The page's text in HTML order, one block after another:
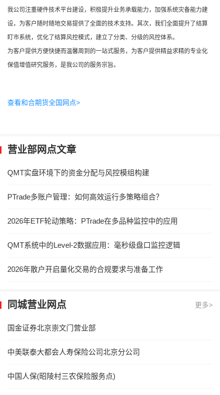
我公司注重硬件技术平台建设，积极提升业务承载能力，加强系统灾备能力建
设，为客户随时随地交易提供了全面的技术支持。其次，我们全面提升了结算
盯市系统，优化了结算风控模式，建立了分类、分级的风控体系。
为客户提供方便快捷而温馨周到的一站式服务，为客户提供精益求精的专业化
保值增值研究服务，是我公司的服务宗旨。
查看和合期货全国网点>
营业部网点文章
QMT实盘环境下的资金分配与风控模组构建
PTrade多账户管理：如何高效运行多策略组合？
2026年ETF轮动策略：PTrade在多品种监控中的应用
QMT系统中的Level-2数据应用：毫秒级盘口监控逻辑
2026年散户开启量化交易的合规要求与准备工作
同城营业网点 更多>
国金证券北京崇文门营业部
中美联泰大都会人寿保险公司北京分公司
中国人保(昭陵村三农保险服务点)